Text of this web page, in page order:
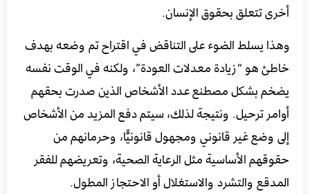
أخرى تتعلق بحقوق الإنسان.
وهذا يسلط الضوء على التناقض في اقتراح تم وضعه بهدف
خاطئ هو “زيادة معدلات العودة”، ولكنه في الوقت نفسه
يضخم بشكل مصطنع عدد الأشخاص الذين صدرت بحقهم
أوامر ترحيل. ونتيجة لذلك، سيتم دفع المزيد من الأشخاص
إلى وضع غير قانوني ومجهول قانونيًّا، وحرمانهم من
حقوقهم الأساسية مثل الرعاية الصحية، وتعريضهم للفقر
المدقع والتشرد والاستغلال أو الاحتجاز المطول.